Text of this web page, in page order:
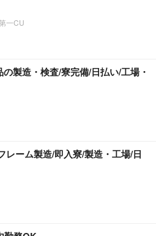
一CU
製造・検査/寮完備/日払い/工場・
レーム製造/即入寮/製造・工場/日